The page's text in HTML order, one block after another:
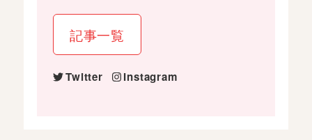
記事一覧
Twitter Instagram